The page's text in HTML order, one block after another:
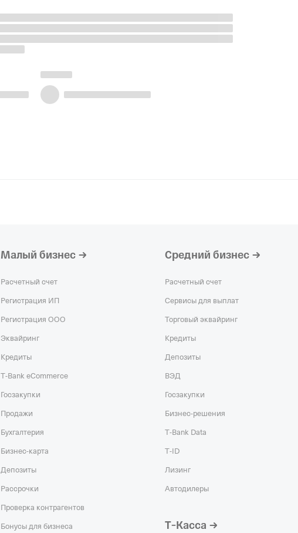
Малый бизнес
Расчетный счет
Регистрация ИП
Регистрация ООО
Эквайринг
Кредиты
T‑Bank eCommerce
Госзакупки
Продажи
Бухгалтерия
Бизнес-карта
Депозиты
Рассрочки
Проверка контрагентов
Бонусы для бизнеса
Средний бизнес
Расчетный счет
Сервисы для выплат
Торговый эквайринг
Кредиты
Депозиты
ВЭД
Госзакупки
Бизнес-решения
T‑Bank Data
T‑ID
Лизинг
Автодилеры
Т‑Касса